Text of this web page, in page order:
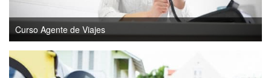
Curso Agente de Viajes